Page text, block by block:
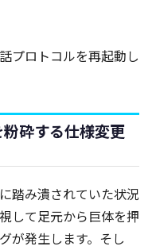
プロトコルを再起動し
砕する仕様変更
踏み潰されていた状況
して足元から巨体を押
が発生します。そし